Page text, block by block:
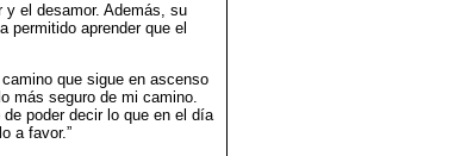
el desamor. Además, su
permitido aprender que el
que sigue en ascenso
más seguro de mi camino.
poder decir lo que en el día
a favor.”